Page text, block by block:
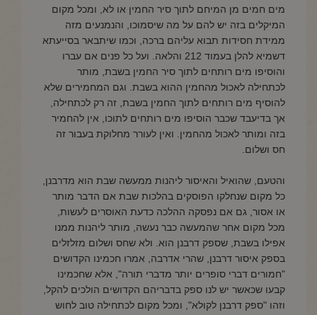
מים חמים מן המיחם לתוך סיר החמין או לא, ומכל מקום
המיקלים בזה יש להם על מה שיסמוכו, והנמנעים מזה
ממידת חסידות תבוא עליהם ברכה, וכמו שיתבאר בסייעתא
דשמיא להלן בעמוד 212 והלאה. ועל כל פנים אם עברו
והוסיפו מים רותחים לתוך סיר החמין בשבת, מותר
לכתחילה לאכול מהחמין ההוא בשבת. וגם המחמירים שלא
להוסיף מים רותחים לתוך החמין בשבת, זה רק לכתחילה,
אך בדיעבד שכבר הוסיפו מים רותחים לתוכו, אין להחמיר
בזה ומותר לאכול מהחמין. ואין לעורר מחלוקת בעבור זה
חס ושלום.
והטעם, שהואיל והאיסור ליהנות ממעשה שבת הוא מדרבנן,
כל מקום שנחלקו הפוסקים בהלכות שבת אם הדבר מותר
או אסור, גם אם נפסקה ההלכה כדעת האוסרים לעשות,
מכל מקום אחר שהמעשה כבר נעשה, מותר ליהנות ממנו
אפילו בשבת, שספק דרבנן הוא. ולא שחס ושלום מזלזלים
בספק איסור דרבנן, שהרי אדרבה, אמרו חכמינו הקדושים
"חמורים דברי סופרים יותר מדברי תורה", אלא שחכמינו
קבעו שכאשר יש לנו ספק בדבריהם הקדושים הולכים להקל,
וזהו "ספק דרבנן לקולא", ומכל מקום לכתחילה טוב לחוש